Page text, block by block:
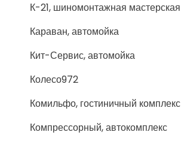
К-21, шиномонтажная мастерская
Караван, автомойка
Кит-Сервис, автомойка
Колесо972
Комильфо, гостиничный комплекс
Компрессорный, автокомплекс